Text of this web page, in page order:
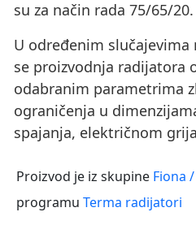
su za način rada 75/65/20.
U određenim
se proizvodnja radijatora
odabranim parametrima
ograničenja u
spajanja, električnom
Proizvod je iz skupine Fiona
programu Terma radijatori